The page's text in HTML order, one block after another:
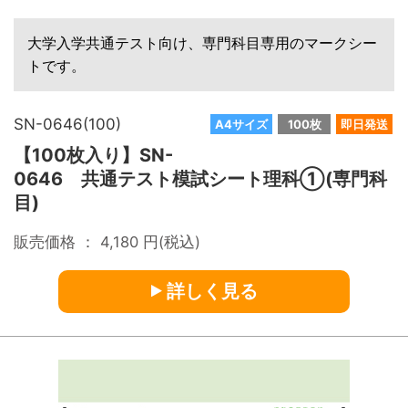
大学入学共通テスト向け、専門科目専用のマークシー
トです。
A4サイズ 100枚 即日発送
SN-0646(100)
【100枚入り】SN-
0646 共通テスト模試シート理科①(専門科
目)
販売価格 ： 4,180 円(税込)
詳しく見る